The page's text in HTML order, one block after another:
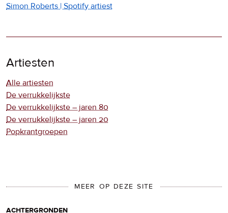
Simon Roberts | Spotify artiest
Artiesten
Alle artiesten
De verrukkelijkste
De verrukkelijkste – jaren 80
De verrukkelijkste – jaren 20
Popkrantgroepen
MEER OP DEZE SITE
achtergronden